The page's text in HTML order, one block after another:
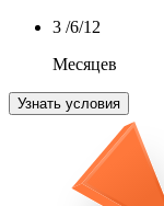
3 /6/12
Месяцев
Узнать условия